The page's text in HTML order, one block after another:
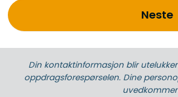
Neste
Din kontaktinformasjon blir
oppdrags­forespørselen. Dine